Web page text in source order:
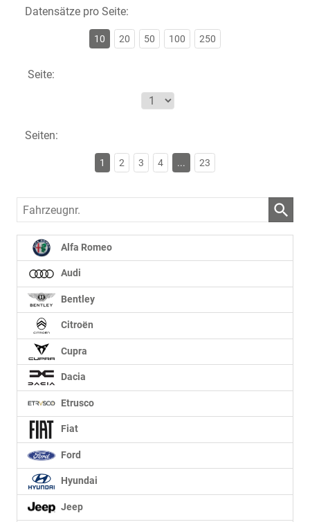
Datensätze pro Seite:
10 20 50 100 250
Seite:
Seiten:
1 2 3 4 ... 23
Fahrzeugnr.
Alfa Romeo
Audi
Bentley
Citroën
Cupra
Dacia
Etrusco
Fiat
Ford
Hyundai
Jeep